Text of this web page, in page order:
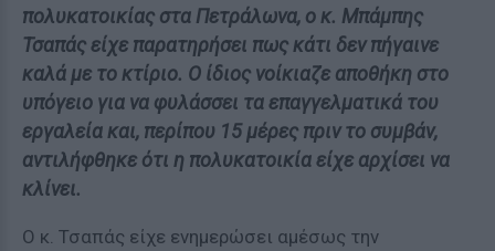
πολυκατοικίας στα Πετράλωνα, ο κ. Μπάμπης
Τσαπάς είχε παρατηρήσει πως κάτι δεν πήγαινε
καλά με το κτίριο. Ο ίδιος νοίκιαζε αποθήκη στο
υπόγειο για να φυλάσσει τα επαγγελματικά του
εργαλεία και, περίπου 15 μέρες πριν το συμβάν,
αντιλήφθηκε ότι η πολυκατοικία είχε αρχίσει να
κλίνει.
Ο κ. Τσαπάς είχε ενημερώσει αμέσως την